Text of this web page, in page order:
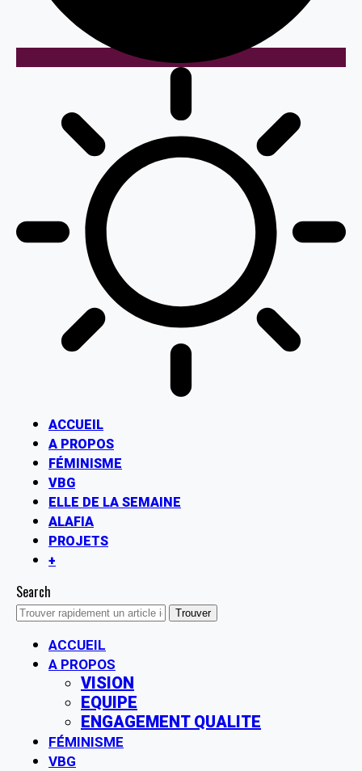
ACCUEIL
A PROPOS
FÉMINISME
VBG
ELLE DE LA SEMAINE
ALAFIA
PROJETS
+
Search
ACCUEIL
A PROPOS
VISION
EQUIPE
ENGAGEMENT QUALITE
FÉMINISME
VBG